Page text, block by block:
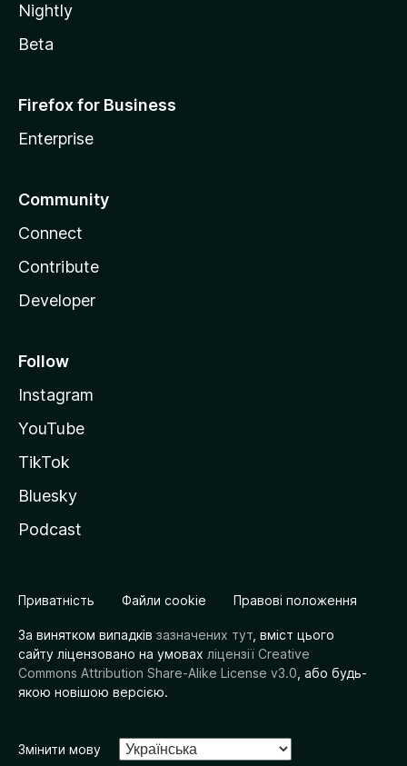
Nightly
Beta
Firefox for Business
Enterprise
Community
Connect
Contribute
Developer
Follow
Instagram
YouTube
TikTok
Bluesky
Podcast
Приватність Файли cookie Правові положення
За винятком випадків зазначених тут , вміст цього
сайту ліцензовано на умовах ліцензії Creative
Commons Attribution Share-Alike License v3.0 , або будь-
якою новішою версією.
Змінити мову